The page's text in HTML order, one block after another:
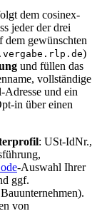
dem cosinex-
jeder der drei
dem gewünschten
)
und füllen das
vollständige
Adresse und ein
in über einen
: USt-IdNr.,
-Auswahl Ihrer
ggf.
von